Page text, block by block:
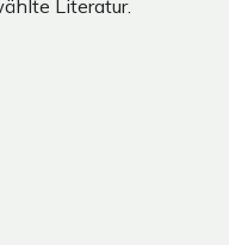
Literatur.